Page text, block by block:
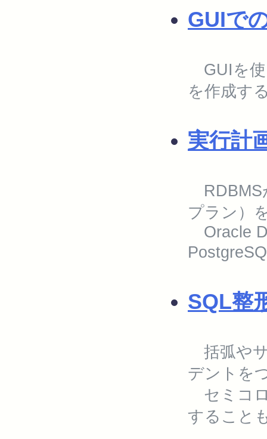
GUIで
GUIを使
を作成す
実行計
RDBMS
プラン）
Oracle
SQL整
括弧や
デントを
セミコ
すること